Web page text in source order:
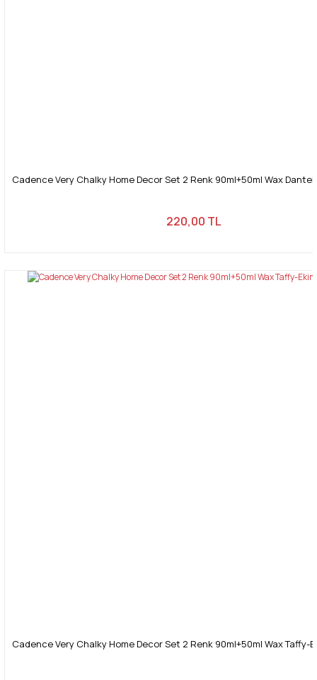
Cadence Very Chalky Home Decor Set 2 Renk 90ml+50ml Wax
220,00 TL
Cadence Very Chalky Home Decor Set 2 Renk 90ml+50ml Wax Taffy-